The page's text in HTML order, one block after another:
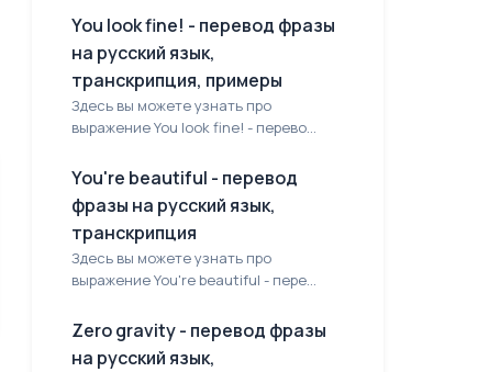
You look fine! - перевод фразы
на русский язык,
транскрипция, примеры
Здесь вы можете узнать про
выражение You look fine! - перево...
You're beautiful - перевод
фразы на русский язык,
транскрипция
Здесь вы можете узнать про
выражение You're beautiful - пере...
Zero gravity - перевод фразы
на русский язык,